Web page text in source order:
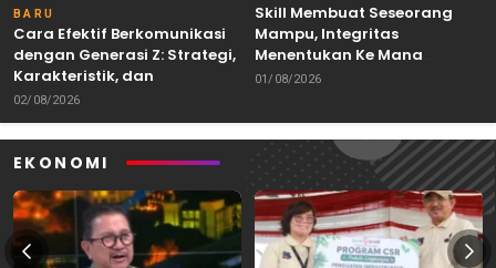
BARU
Cara Efektif Berkomunikasi
dengan Generasi Z: Strategi,
Karakteristik, dan
Tantangannya
02/08/2026
Skill Membuat Seseorang
Mampu, Integritas
Menentukan Ke Mana
Kemampuan Itu Dibawa
01/08/2026
EKONOMI